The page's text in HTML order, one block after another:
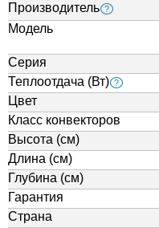
Производитель ?
Модель
Серия
Теплоотдача (Вт) ?
Цвет
Класс конвекторов
Высота (см)
Длина (см)
Глубина (см)
Гарантия
Страна